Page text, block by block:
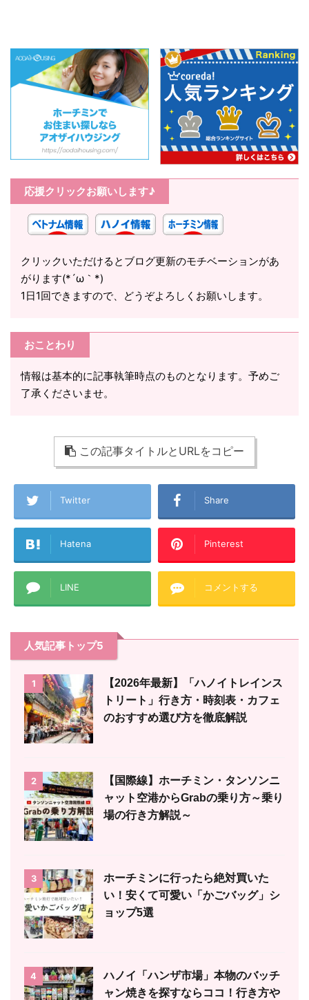
応援クリックお願いします♪
クリックいただけるとブログ更新のモチベーションがあ
がります(*´ω｀*)
1日1回できますので、どうぞよろしくお願いします。
おことわり
情報は基本的に記事執筆時点のものとなります。予めご
了承くださいませ。
この記事タイトルとURLをコピー
Twitter Share
Hatena Pinterest
LINE コメントする
人気記事トップ5
1
【2026年最新】「ハノイトレインス
トリート」行き方・時刻表・カフェ
のおすすめ選び方を徹底解説
2
【国際線】ホーチミン・タンソンニ
ャット空港からGrabの乗り方～乗り
場の行き方解説～
3
ホーチミンに行ったら絶対買いた
い！安くて可愛い「かごバッグ」シ
ョップ5選
4
ハノイ「ハンザ市場」本物のバッチ
ャン焼きを探すならココ！行き方や